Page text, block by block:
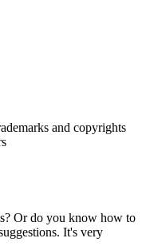
and copyrights
Or do you know how to
It's very